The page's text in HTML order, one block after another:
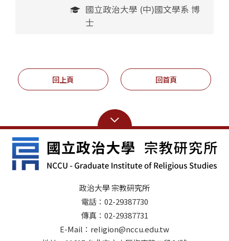
國立政治大學 (中)國文學系 博
士
回上頁 回首頁
政治大學 宗教研究所
電話：02-29387730
傳真：02-29387731
E-Mail：religion@nccu.edu.tw